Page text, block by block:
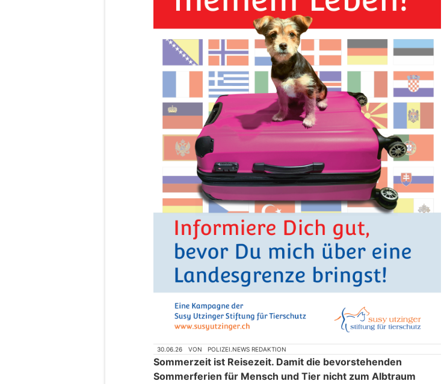
30.06.26 VON POLIZEI.NEWS REDAKTION
Sommerzeit ist Reisezeit. Damit die bevorstehenden
Sommerferien für Mensch und Tier nicht zum Albtraum